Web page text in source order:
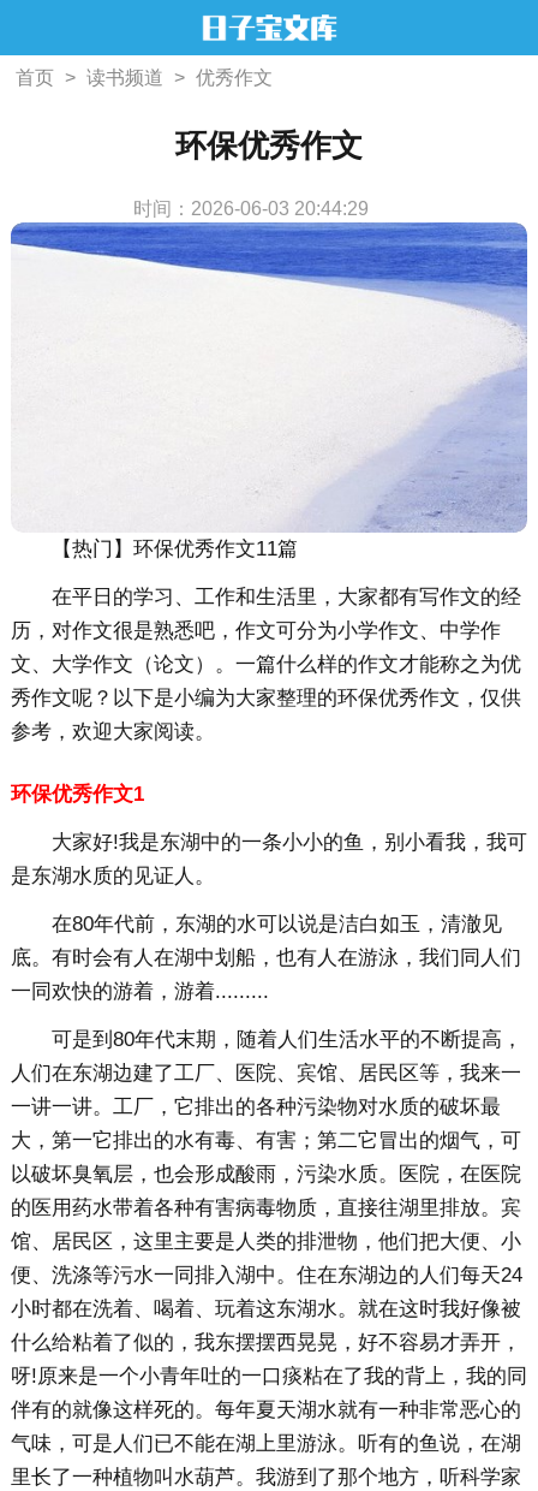
首页 > 读书频道 > 优秀作文
环保优秀作文
时间：2026-06-03 20:44:29
【热门】环保优秀作文11篇
在平日的学习、工作和生活里，大家都有写作文的经
历，对作文很是熟悉吧，作文可分为小学作文、中学作
文、大学作文（论文）。一篇什么样的作文才能称之为优
秀作文呢？以下是小编为大家整理的环保优秀作文，仅供
参考，欢迎大家阅读。
环保优秀作文1
大家好!我是东湖中的一条小小的鱼，别小看我，我可
是东湖水质的见证人。
在80年代前，东湖的水可以说是洁白如玉，清澈见
底。有时会有人在湖中划船，也有人在游泳，我们同人们
一同欢快的游着，游着.........
可是到80年代末期，随着人们生活水平的不断提高，
人们在东湖边建了工厂、医院、宾馆、居民区等，我来一
一讲一讲。工厂，它排出的各种污染物对水质的破坏最
大，第一它排出的水有毒、有害；第二它冒出的烟气，可
以破坏臭氧层，也会形成酸雨，污染水质。医院，在医院
的医用药水带着各种有害病毒物质，直接往湖里排放。宾
馆、居民区，这里主要是人类的排泄物，他们把大便、小
便、洗涤等污水一同排入湖中。住在东湖边的人们每天24
小时都在洗着、喝着、玩着这东湖水。就在这时我好像被
什么给粘着了似的，我东摆摆西晃晃，好不容易才弄开，
呀!原来是一个小青年吐的一口痰粘在了我的背上，我的同
伴有的就像这样死的。每年夏天湖水就有一种非常恶心的
气味，可是人们已不能在湖上里游泳。听有的鱼说，在湖
里长了一种植物叫水葫芦。我游到了那个地方，听科学家